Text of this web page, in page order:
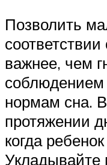
Позволить
важнее, чем
нормам сна.
протяжении
когда